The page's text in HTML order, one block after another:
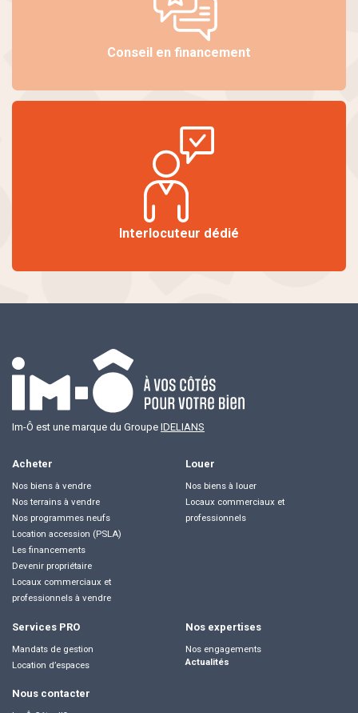
Conseil en financement
Interlocuteur dédié
Im-Ô est une marque du Groupe IDELIANS
Acheter
Nos biens à vendre
Nos terrains à vendre
Nos programmes neufs
Location accession (PSLA)
Les financements
Devenir propriétaire
Locaux commerciaux et
professionnels à vendre
Louer
Nos biens à louer
Locaux commerciaux et
professionnels
Services PRO
Mandats de gestion
Location d’espaces
Nos expertises
Nos engagements
Actualités
Nous contacter